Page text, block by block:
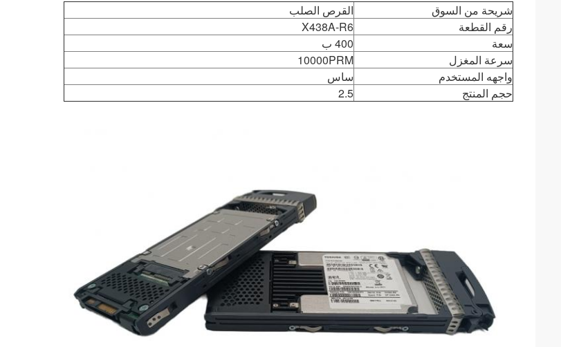
شريحة من السوق
القرص الصلب
رقم القطعة
X438A-R6
سعة
400 ب
سرعة المغزل
10000PRM
واجهه المستخدم
ساس
حجم المنتج
2.5